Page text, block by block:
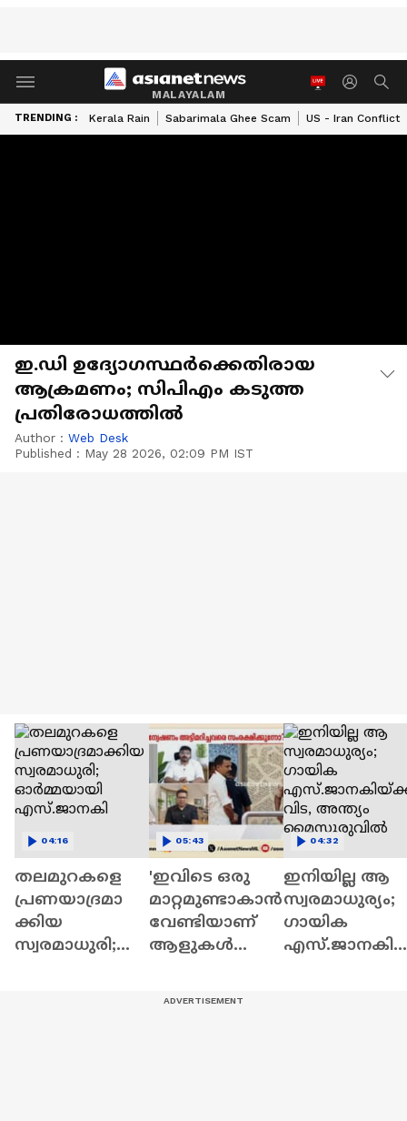
MALAYALAM
TRENDING : Kerala Rain Sabarimala Ghee Scam US - Iran Conflict
ഇ.ഡി ഉദ്യോഗസ്ഥർക്കെതിരായ
ആക്രമണം; സിപിഎം കടുത്ത
പ്രതിരോധത്തിൽ
Author : Web Desk
Published : May 28 2026, 02:09 PM IST
തലമുറകളെ
പ്രണയാദ്രമാ
ക്കിയ
സ്വരമാധുരി;
04:16
'ഇവിടെ ഒരു
മാറ്റമുണ്ടാകാൻ
വേണ്ടിയാണ്
ആളുകൾ
05:43
ഇനിയില്ല ആ
സ്വരമാധുര്യം;
ഗായിക
എസ്.ജാനകി
04:32